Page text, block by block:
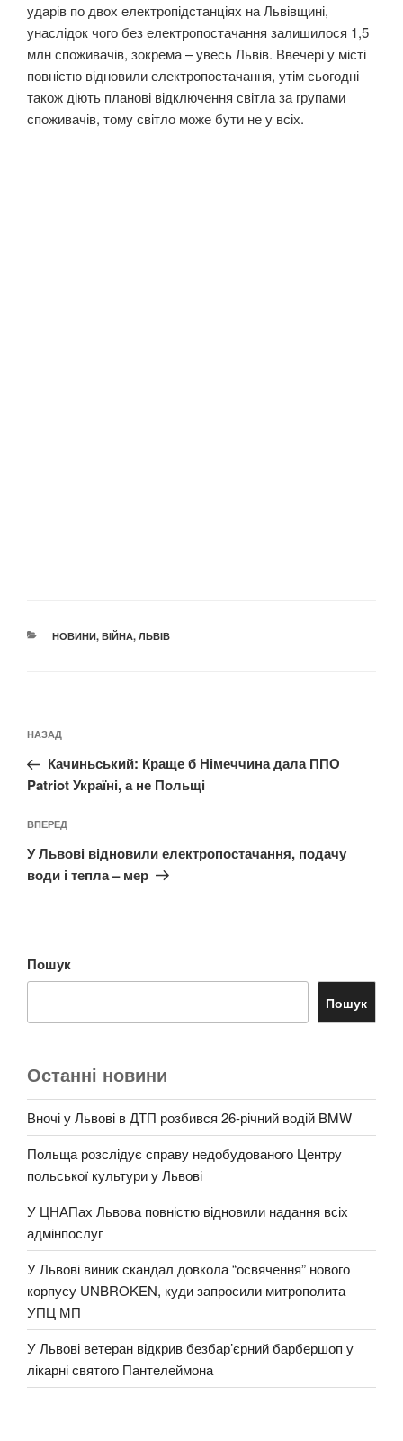
ударів по двох електропідстанціях на Львівщині,
унаслідок чого без електропостачання залишилося 1,5
млн споживачів, зокрема – увесь Львів. Ввечері у місті
повністю відновили електропостачання, утім сьогодні
також діють планові відключення світла за групами
споживачів, тому світло може бути не у всіх.
КАТЕГОРІЇ
НОВИНИ, ВІЙНА, ЛЬВІВ
записів
Попередній
запис:
НАЗАД
Качиньський: Краще б Німеччина дала ППО
Patriot Україні, а не Польщі
Наступний
запис
ВПЕРЕД
У Львові відновили електропостачання, подачу
води і тепла – мер
Пошук
Пошук
Останні новини
Вночі у Львові в ДТП розбився 26-річний водій BMW
Польща розслідує справу недобудованого Центру
польської культури у Львові
У ЦНАПах Львова повністю відновили надання всіх
адмінпослуг
У Львові виник скандал довкола “освячення” нового
корпусу UNBROKEN, куди запросили митрополита
УПЦ МП
У Львові ветеран відкрив безбар’єрний барбершоп у
лікарні святого Пантелеймона